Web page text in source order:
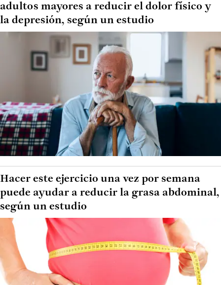
adultos mayores a reducir el dolor físico y
la depresión, según un estudio
Hacer este ejercicio una vez por semana
puede ayudar a reducir la grasa abdominal,
según un estudio